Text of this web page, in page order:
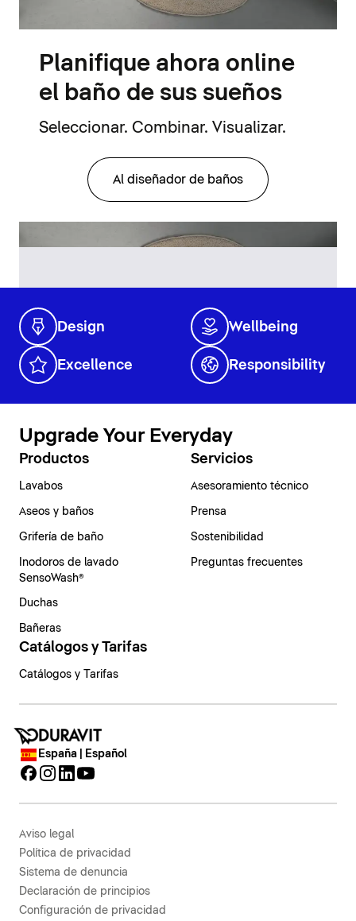
Planifique ahora online
el baño de sus sueños
Seleccionar. Combinar. Visualizar.
Al diseñador de baños
Design Wellbeing
Excellence Responsibility
Upgrade Your Everyday
Productos
Lavabos
Aseos y baños
Grifería de baño
Inodoros de lavado
SensoWash®
Duchas
Bañeras
Servicios
Asesoramiento técnico
Prensa
Sostenibilidad
Preguntas frecuentes
Catálogos y Tarifas
Catálogos y Tarifas
España | Español
Aviso legal
Política de privacidad
Sistema de denuncia
Declaración de principios
Configuración de privacidad